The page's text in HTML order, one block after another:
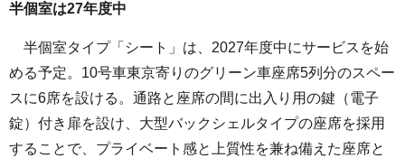
半個室は27年度中
半個室タイプ「シート」は、2027年度中にサービスを始
める予定。10号車東京寄りのグリーン車座席5列分のスペー
スに6席を設ける。通路と座席の間に出入り用の鍵（電子
錠）付き扉を設け、大型バックシェルタイプの座席を採用
することで、プライベート感と上質性を兼ね備えた座席と